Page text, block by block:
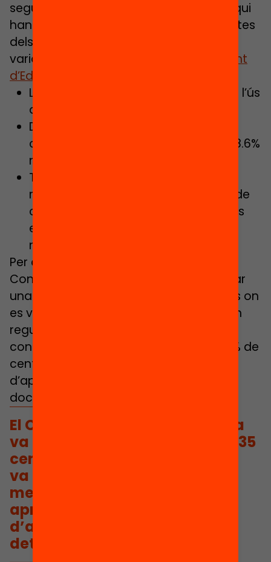
seguir a Catalunya, on són els centres qui
han de regular l’ús del mòbil. Les respostes
dels centres, fins al moment, han estat
variades segons
dades del Departament
d’Educació
La meitat dels centres tenen regulat l’ús
del mòbil al seu NOFC.
D’aquests, menys de 2 de cada 100
centres permet l’ús lliure (1.8%) i el 28.6%
no permet l’ús.
Tot i això, en aquests centres on es
regula a les NOFC l’ús del mòbil, a 4 de
cada 10 s’aprofita el mòbil per a usos
educatius i el 63.2% permet l’ús en
moments puntuals
Per complementar aquestes dades, el
Consell Escolar de Catalunya va realitzar
una
a 1.035 centres educatius on
es van incorporar centres que no tenien
regulació del mòbil a les NOFC per
confirmar que gairebé la meitat (47.51% de
centres) aprofita el mòbil en contextos
d’aprenentatge i segons determinació
docent.
El Consell Escolar de Catalunya
va realitzar una enquesta a 1.035
centres educatius on es
va confirmar que gairebé la
meitat (47.51% de centres)
aprofita el mòbil en contextos
d’aprenentatge i segons
determinació docent.